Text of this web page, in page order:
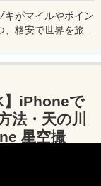
キがマイルやポイン
、格安で世界を旅す
様々な情報をお届
涙することもあり、
グ。
】iPhoneで
法・天の川
星空撮